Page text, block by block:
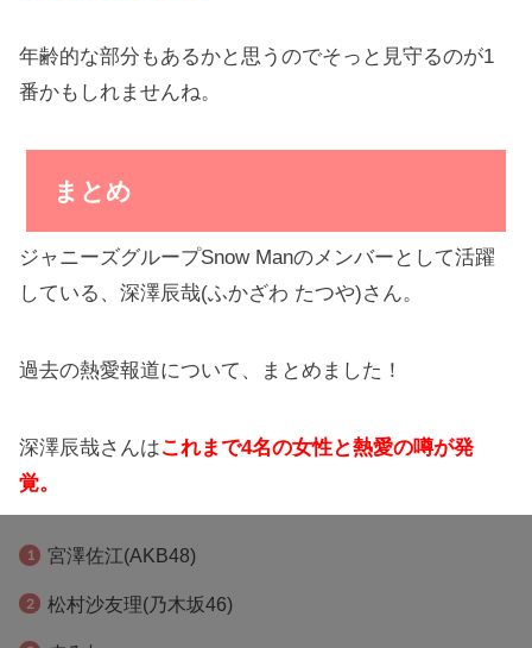
年齢的な部分もあるかと思うのでそっと見守るのが1
番かもしれませんね。
まとめ
ジャニーズグループSnow Manのメンバーとして活躍
している、深澤辰哉(ふかざわ たつや)さん。
過去の熱愛報道について、まとめました！
深澤辰哉さんはこれまで4名の女性と熱愛の噂が発
覚。
宮澤佐江(AKB48)
松村沙友理(乃木坂46)